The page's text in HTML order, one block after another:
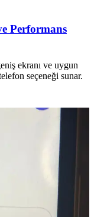
Performans
ekranı ve uygun
seçeneği sunar.